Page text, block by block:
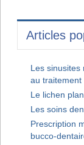
Articles
Les sinusites
au traitement
Le lichen
Les soins
Prescription
bucco-